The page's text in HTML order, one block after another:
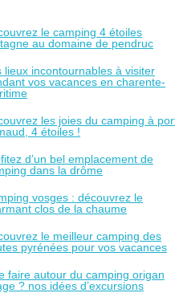
le camping 4 étoiles
au domaine de pendruc
lieux incontournables à visiter
vos vacances en charente-
les joies du camping à
4 étoiles !
d’un bel emplacement de
dans la drôme
vosges : découvrez le
clos de la chaume
le meilleur camping des
pyrénées pour vos vacances
faire autour du camping origan
? nos idées d’excursions